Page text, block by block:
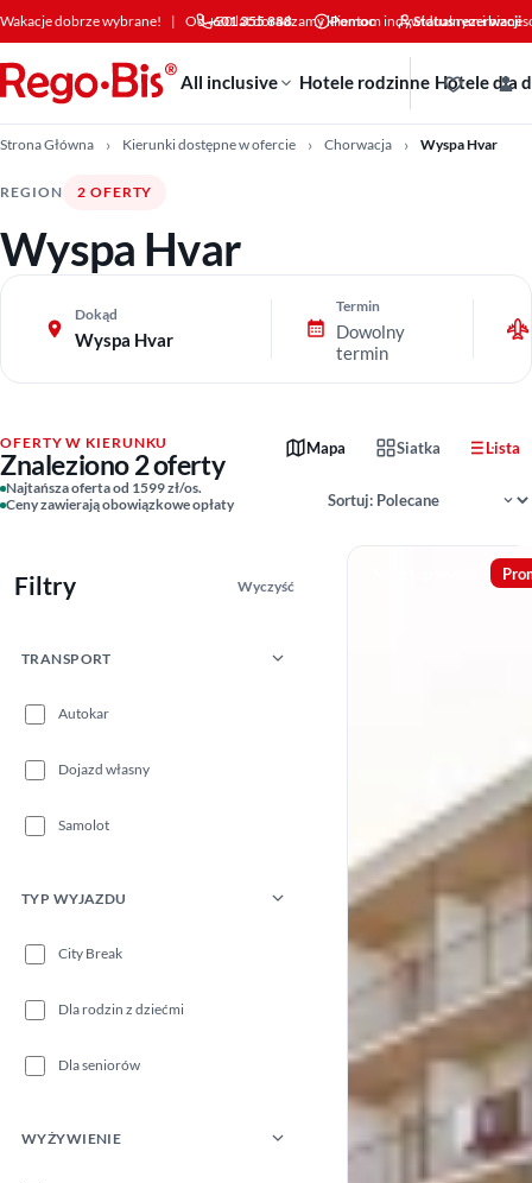
Przejdź do treści
Wakacje dobrze wybrane! | Od +30 lat doradzamy klientom indywidualnym i
601 355 888 Pomoc Status rezerwacji
All inclusive Hotele rodzinne Hotele dla
Strona Główna Kierunki dostępne w ofercie Chorwacja Wyspa Hvar
REGION 2 OFERTY
Wyspa Hvar
Dokąd
Wyspa Hvar
Termin
Dowolny
termin
OFERTY W KIERUNKU
Znaleziono 2 oferty
Najtańsza oferta od 1599 zł/os.
Ceny zawierają obowiązkowe opłaty
Mapa Siatka Lista
Filtry Wyczyść
TRANSPORT
Autokar
Dojazd własny
Samolot
TYP WYJAZDU
City Break
Dla rodzin z dziećmi
Dla seniorów
WYŻYWIENIE